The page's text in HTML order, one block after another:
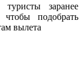
заранее
подобрать
вылета